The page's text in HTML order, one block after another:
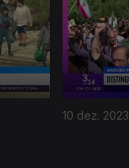
10 dez. 2023